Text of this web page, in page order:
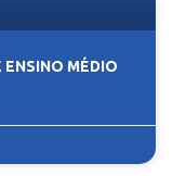
ENSINO MÉDIO